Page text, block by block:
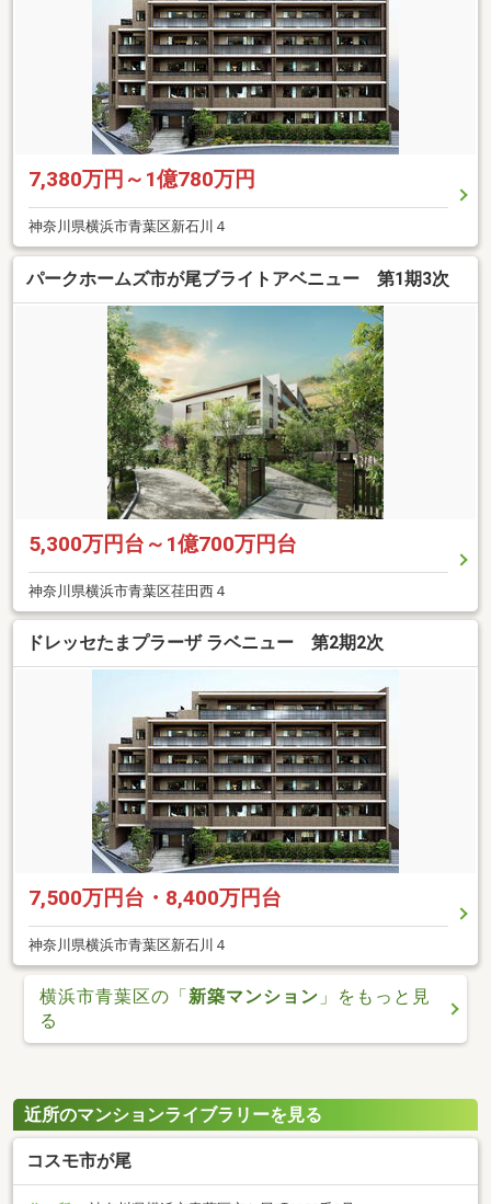
7,380万円～1億780万円
神奈川県横浜市青葉区新石川４
パークホームズ市が尾ブライトアベニュー 第1期3次
5,300万円台～1億700万円台
神奈川県横浜市青葉区荏田西４
ドレッセたまプラーザ ラベニュー 第2期2次
7,500万円台・8,400万円台
神奈川県横浜市青葉区新石川４
横浜市青葉区の「新築マンション 」をもっと見
る
近所のマンションライブラリーを見る
コスモ市が尾